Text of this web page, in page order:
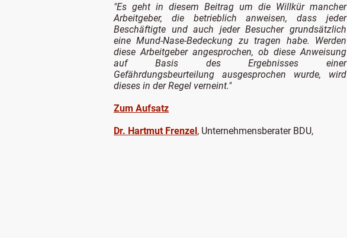
"Es geht in diesem Beitrag um die Willkür mancher
Arbeitgeber, die betrieblich anweisen, dass jeder
Beschäftigte und auch jeder Besucher grundsätzlich
eine Mund-Nase-Bedeckung zu tragen habe. Werden
diese Arbeitgeber angesprochen, ob diese Anweisung
auf Basis des Ergebnisses einer
Gefährdungsbeurteilung ausgesprochen wurde, wird
dieses in der Regel verneint."
Zum Aufsatz
Dr. Hartmut Frenzel, Unternehmensberater BDU,